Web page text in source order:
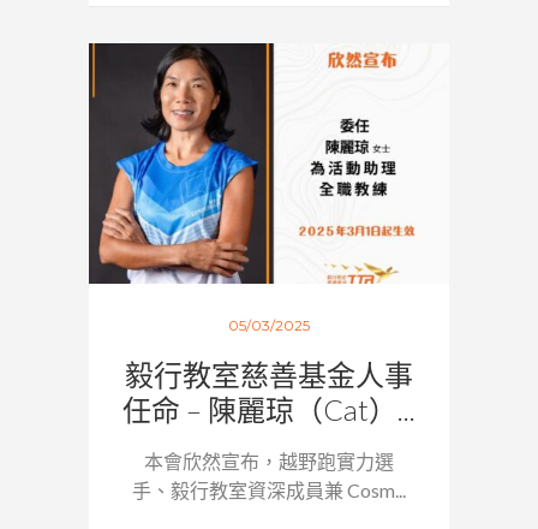
05/03/2025
毅行教室慈善基金人事
任命 – 陳麗琼（Cat）...
本會欣然宣布，越野跑實力選
手、毅行教室資深成員兼 Cosm...